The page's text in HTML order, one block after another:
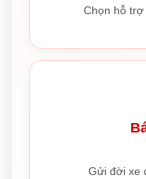
Chọn hỗ trợ
Gửi đời xe